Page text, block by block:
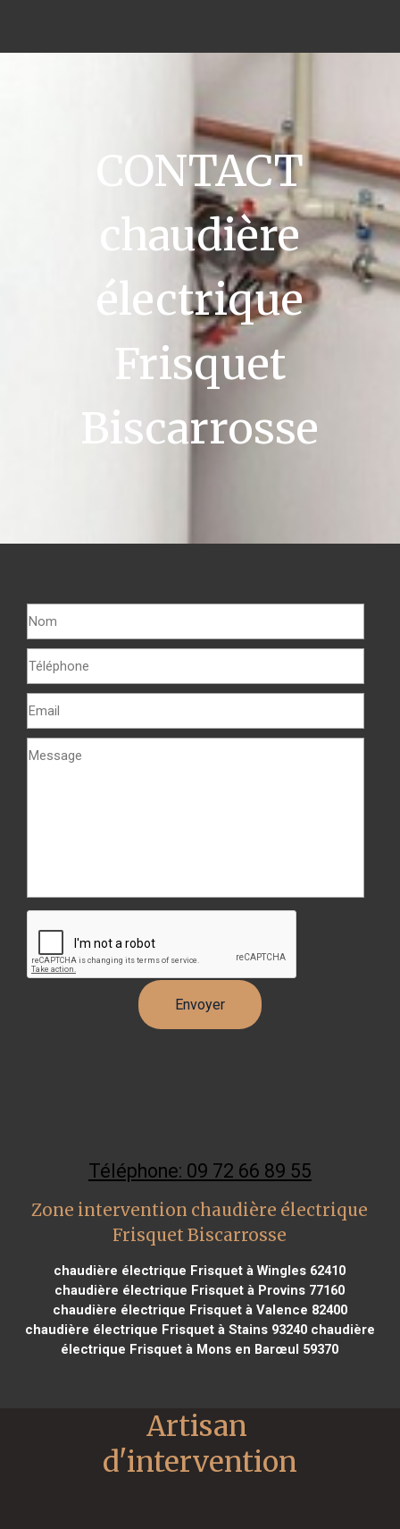
CONTACT
chaudière
électrique
Frisquet
Biscarrosse
Téléphone: 09 72 66 89 55
Zone intervention chaudière électrique
Frisquet Biscarrosse
chaudière électrique Frisquet à Wingles 62410
chaudière électrique Frisquet à Provins 77160
chaudière électrique Frisquet à Valence 82400
chaudière électrique Frisquet à Stains 93240chaudière
électrique Frisquet à Mons en Barœul 59370
Artisan
d'intervention